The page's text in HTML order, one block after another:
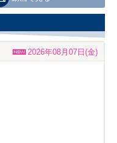
2026年08月07日(金)